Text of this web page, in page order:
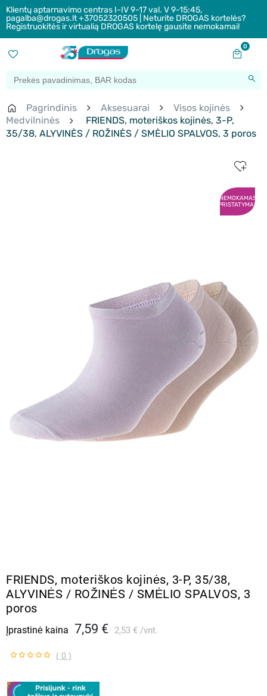
Klientų aptarnavimo centras I-IV 9-17 val. V 9-15:45,
pagalba@drogas.lt +37052320505 | Neturite DROGAS kortelės?
Registruokitės ir virtualią DROGAS kortelę gausite nemokamai!
0
Pagrindinis Aksesuarai
Visos kojinės
Medvilninės
FRIENDS, moteriškos kojinės, 3-P,
35/38, ALYVINĖS / ROŽINĖS / SMĖLIO SPALVOS, 3 poros
NEMOKAMAS
PRISTATYMAS
FRIENDS, moteriškos kojinės, 3-P, 35/38,
ALYVINĖS / ROŽINĖS / SMĖLIO SPALVOS, 3
poros
Įprastinė kaina 7,59 € 2,53 € vnt.
( 0 )